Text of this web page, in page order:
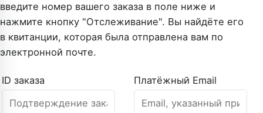
введите номер вашего заказа в поле ниже и
нажмите кнопку "Отслеживание". Вы найдёте его
в квитанции, которая была отправлена вам по
электронной почте.
ID заказа Платёжный Email